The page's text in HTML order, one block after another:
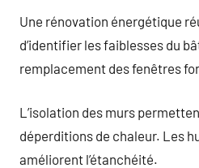
Une rénovation énergétique
d’identifier les faiblesses du
remplacement des fenêtres
L’isolation des murs
déperditions de chaleur. Les
améliorent l’étanchéité.